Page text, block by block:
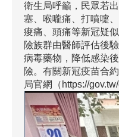
衛生局呼籲，民眾若
塞、喉嚨痛、打噴嚏
痠痛、頭痛等新冠疑
險族群由醫師評估後
病毒藥物，降低感染
險。有關新冠疫苗合
局官網（https://